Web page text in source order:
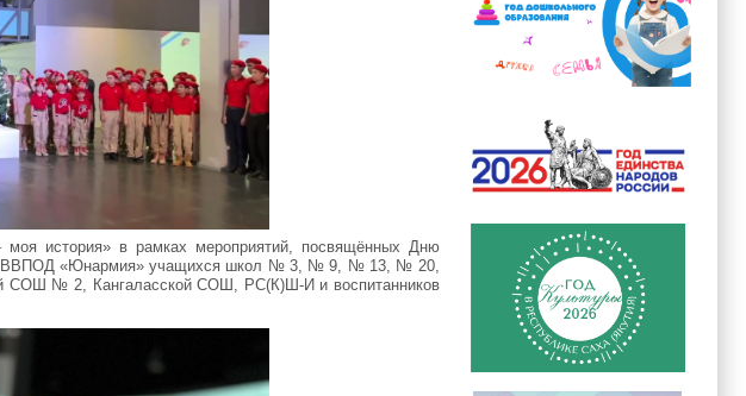
история» в рамках мероприятий, посвящённых Дню
ВВПОД «Юнармия» учащихся школ № 3, № 9, № 13, № 20,
№ 2, Кангаласской СОШ, РС(К)Ш-И и воспитанников